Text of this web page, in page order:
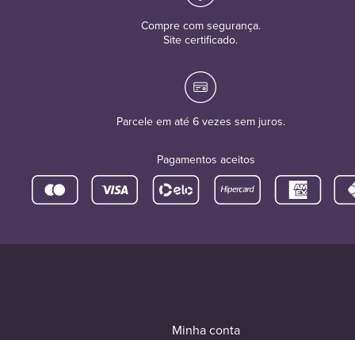
Compre com segurança.
Site certificado.
Parcele em até 6 vezes sem juros.
Pagamentos aceitos
Minha conta